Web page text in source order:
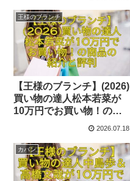
王様のブランチ
【王様のブランチ】(2026)
買い物の達人松本若菜が
10万円でお買い物！の商
2026.07.18
カバン